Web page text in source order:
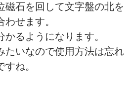
磁石を回して文字盤の北を
せます。
るようになります。
たいなので使用方法は忘れ
ね。